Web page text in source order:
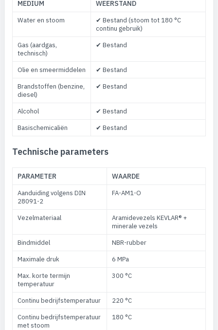
MEDIUM WEERSTAND
Water en stoom
✔ Bestand (stoom tot 180 °C
continu gebruik)
Gas (aardgas,
technisch)
✔ Bestand
Olie en smeermiddelen
✔ Bestand
Brandstoffen (benzine,
diesel)
✔ Bestand
Alcohol
✔ Bestand
Basischemicaliën
✔ Bestand
Technische parameters
PARAMETER WAARDE
Aanduiding volgens DIN
28091-2
FA-AM1-O
Vezelmateriaal
Aramidevezels KEVLAR® +
minerale vezels
Bindmiddel
NBR-rubber
Maximale druk
6 MPa
Max. korte termijn
temperatuur
300 °C
Continu bedrijfstemperatuur
220 °C
Continu bedrijfstemperatuur
met stoom
180 °C